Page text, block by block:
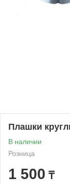
Плашки
В наличии
Розница
1 500 ₸